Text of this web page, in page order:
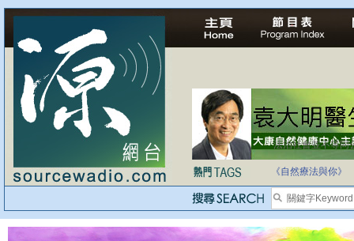
法治社會並不等同
自家教育合法化-
《自然療法與你》